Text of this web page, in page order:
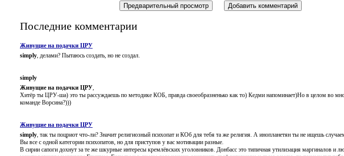
-
-
-
-
Последние комментарии
Живущие на подачки ЦРУ
simply , делами? Пытаюсь создать, но не создал.
simply
Живущие на подачки ЦРУ
Хитёр ты ЦРУ-ша) это ты рассуждаешь по методике КОБ, правда своеобразненько как то) Кедми напоминает)Но в целом во
команде Ворсина?)))
Живущие на подачки ЦРУ
simply , так ты поцриот что-ли? Значит религиозный психопат и КОб для тебя та же религия. А инопланетян ты не ищешь
Вы все с одной категории психопатов, но для приступов у вас мотивации разные.
В сирии сапоги дохнут за те же шкурные интересы кремлёвских уголовников. Донбасс это типичная утилизация маргиналов и